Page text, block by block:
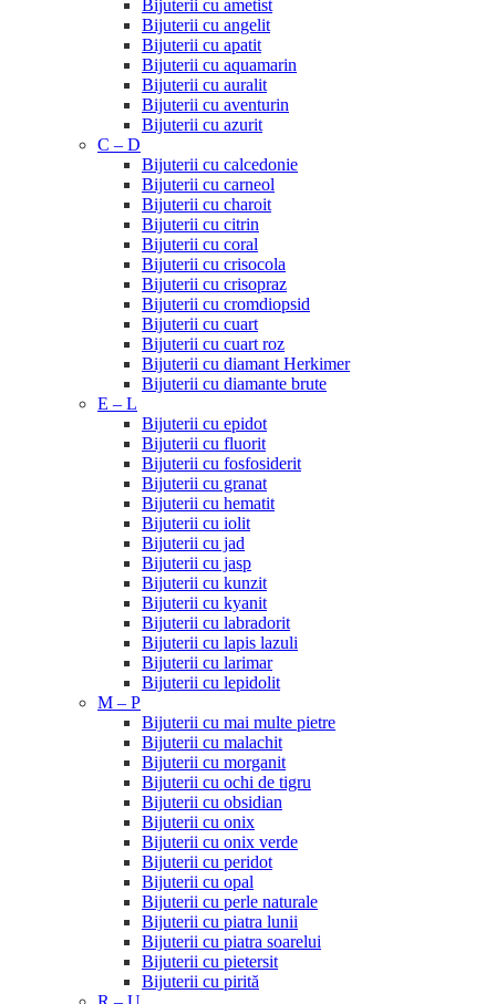
Bijuterii cu ametist
Bijuterii cu angelit
Bijuterii cu apatit
Bijuterii cu aquamarin
Bijuterii cu auralit
Bijuterii cu aventurin
Bijuterii cu azurit
C – D
Bijuterii cu calcedonie
Bijuterii cu carneol
Bijuterii cu charoit
Bijuterii cu citrin
Bijuterii cu coral
Bijuterii cu crisocola
Bijuterii cu crisopraz
Bijuterii cu cromdiopsid
Bijuterii cu cuart
Bijuterii cu cuart roz
Bijuterii cu diamant Herkimer
Bijuterii cu diamante brute
E – L
Bijuterii cu epidot
Bijuterii cu fluorit
Bijuterii cu fosfosiderit
Bijuterii cu granat
Bijuterii cu hematit
Bijuterii cu iolit
Bijuterii cu jad
Bijuterii cu jasp
Bijuterii cu kunzit
Bijuterii cu kyanit
Bijuterii cu labradorit
Bijuterii cu lapis lazuli
Bijuterii cu larimar
Bijuterii cu lepidolit
M – P
Bijuterii cu mai multe pietre
Bijuterii cu malachit
Bijuterii cu morganit
Bijuterii cu ochi de tigru
Bijuterii cu obsidian
Bijuterii cu onix
Bijuterii cu onix verde
Bijuterii cu peridot
Bijuterii cu opal
Bijuterii cu perle naturale
Bijuterii cu piatra lunii
Bijuterii cu piatra soarelui
Bijuterii cu pietersit
Bijuterii cu pirită